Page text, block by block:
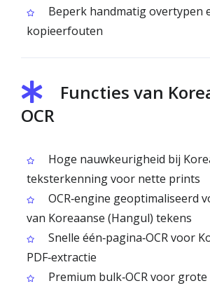
Beperk handmatig overtypen
kopieerfouten
Functies van
OCR
Hoge nauwkeurigheid bij
teksterkenning voor nette prints
OCR‑engine geoptimaliseerd
van Koreaanse (Hangul) tekens
Snelle één‑pagina‑OCR voor
PDF‑extractie
Premium bulk‑OCR voor